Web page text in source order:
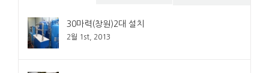
30마력(창원)2대 설치
2월 1st, 2013